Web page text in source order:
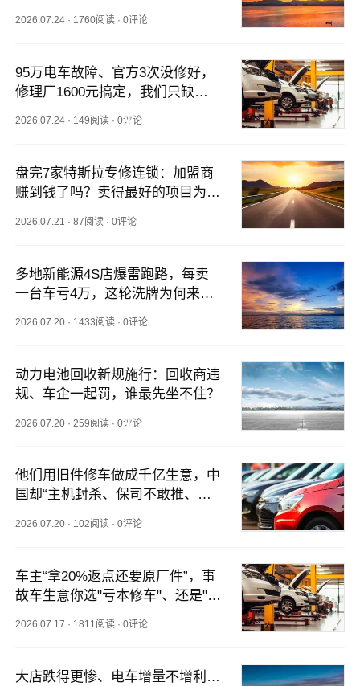
2026.07.24 · 1760阅读 ·0评论
95万电车故障、官方3次没修好，
修理厂1600元搞定，我们只缺一
2026.07.24 · 149阅读 ·0评论
盘完7家特斯拉专修连锁：加盟商
赚到钱了吗？卖得最好的项目为什
2026.07.21 ·87阅读 ·0评论
多地新能源4S店爆雷跑路，每卖
一台车亏4万，这轮洗牌为何来得
2026.07.20 · 1433阅读 ·0评论
动力电池回收新规施行：回收商违
规、车企一起罚，谁最先坐不住？
2026.07.20 · 259阅读 ·0评论
他们用旧件修车做成千亿生意，中
国却“主机封杀、保司不敢推、修
2026.07.20 · 102阅读 ·0评论
车主“拿20%返点还要原厂件”，事
故车生意你选"亏本修车"、还是"冒
2026.07.17 · 1811阅读 ·0评论
大店跌得更惨、电车增量不增利…